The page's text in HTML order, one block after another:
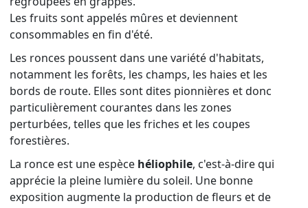
Les fruits sont appelés mûres et deviennent
consommables en fin d'été.
Les ronces poussent dans une variété d'habitats,
notamment les forêts, les champs, les haies et les
bords de route. Elles sont dites pionnières et donc
particulièrement courantes dans les zones
perturbées, telles que les friches et les coupes
forestières.
La ronce est une espèce héliophile, c'est-à-dire qui
apprécie la pleine lumière du soleil. Une bonne
exposition augmente la production de fleurs et de